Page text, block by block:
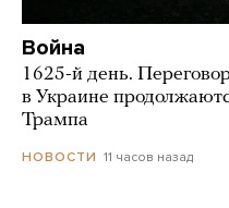
Война
1625-й день.
в Украине
Трампа
НОВОСТИ 11 часов назад